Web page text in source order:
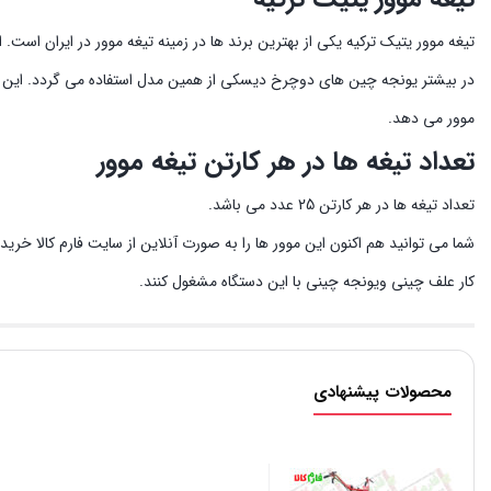
در بیشتر یونجه چین های دوچرخ دیسکی از همین مدل استفاده می گردد. این
موور می دهد.
تعداد تیغه ها در هر کارتن تیغه موور
تعداد تیغه ها در هر کارتن 25 عدد می باشد.
شما می توانید هم اکنون این موور ها را به صورت آنلاین از سایت فارم کالا
کار علف چینی ویونجه چینی با این دستگاه مشغول کنند.
محصولات پیشنهادی